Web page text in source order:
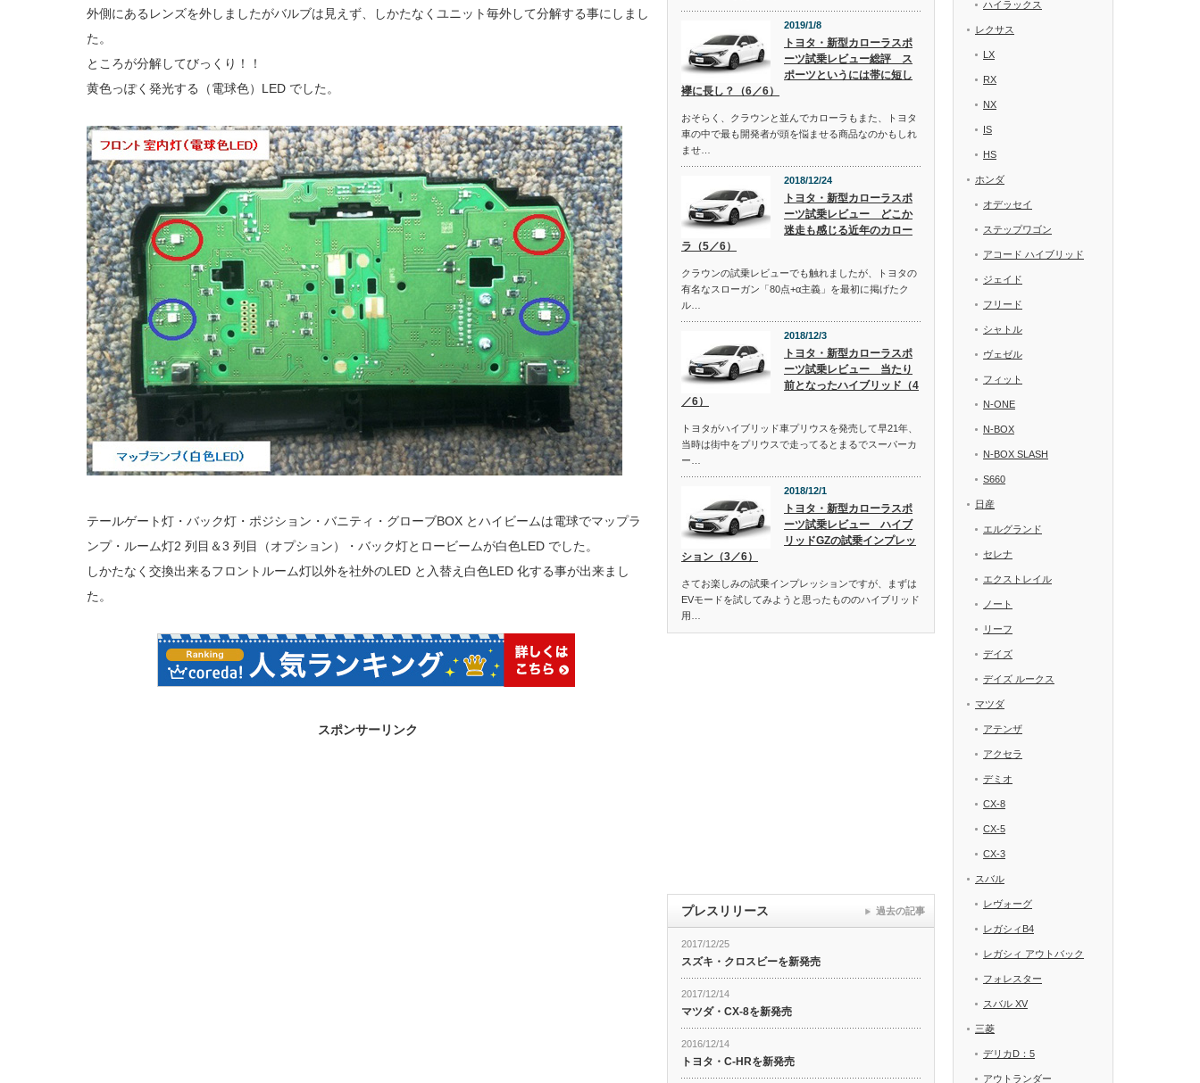
外側にあるレンズを外しましたがバルブは見えず、しかたなくユニット毎外して分解する事にしまし
た。
ところが分解してびっくり！！
黄色っぽく発光する（電球色）LED でした。
テールゲート灯・バック灯・ポジション・バニティ・グローブBOX とハイビームは電球でマップラ
ンプ・ルーム灯2 列目＆3 列目（オプション）・バック灯とロービームが白色LED でした。
しかたなく交換出来るフロントルーム灯以外を社外のLED と入替え白色LED 化する事が出来まし
た。
スポンサーリンク
2019/1/8
トヨタ・新型カローラスポ
ーツ試乗レビュー総評 ス
ポーツというには帯に短し
襷に長し？（6／6）
おそらく、クラウンと並んでカローラもまた、トヨタ
車の中で最も開発者が頭を悩ませる商品なのかもしれ
ませ…
2018/12/24
トヨタ・新型カローラスポ
ーツ試乗レビュー どこか
迷走も感じる近年のカロー
ラ（5／6）
クラウンの試乗レビューでも触れましたが、トヨタの
有名なスローガン「80点+α主義」を最初に掲げたク
ル…
2018/12/3
トヨタ・新型カローラスポ
ーツ試乗レビュー 当たり
前となったハイブリッド（4
／6）
トヨタがハイブリッド車プリウスを発売して早21年、
当時は街中をプリウスで走ってるとまるでスーパーカ
ー…
2018/12/1
トヨタ・新型カローラスポ
ーツ試乗レビュー ハイブ
リッドGZの試乗インプレッ
ション（3／6）
さてお楽しみの試乗インプレッションですが、まずは
EVモードを試してみようと思ったもののハイブリッド
用…
プレスリリース
2017/12/25
スズキ・クロスビーを新発売
2017/12/14
マツダ・CX-8を新発売
2016/12/14
トヨタ・C-HRを新発売
過去の記事
ハイラックス
レクサス
LX
RX
NX
IS
HS
ホンダ
オデッセイ
ステップワゴン
アコード ハイブリッド
ジェイド
フリード
シャトル
ヴェゼル
フィット
N-ONE
N-BOX
N-BOX SLASH
S660
日産
エルグランド
セレナ
エクストレイル
ノート
リーフ
デイズ
デイズ ルークス
マツダ
アテンザ
アクセラ
デミオ
CX-8
CX-5
CX-3
スバル
レヴォーグ
レガシィB4
レガシィ アウトバック
フォレスター
スバル XV
三菱
デリカD：5
アウトランダー